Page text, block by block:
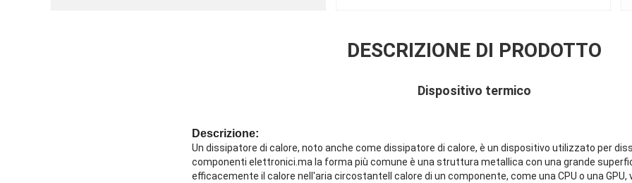
DESCRIZIONE DI PRODOTTO
Dispositivo termico
Descrizione:
Un dissipatore di calore, noto anche come dissipatore di calore, è un dispositivo utilizzato per
componenti elettronici.ma la forma più comune è una struttura metallica con una grande
efficacemente il calore nell'aria circostanteIl calore di un componente, come una CPU o una GPU,